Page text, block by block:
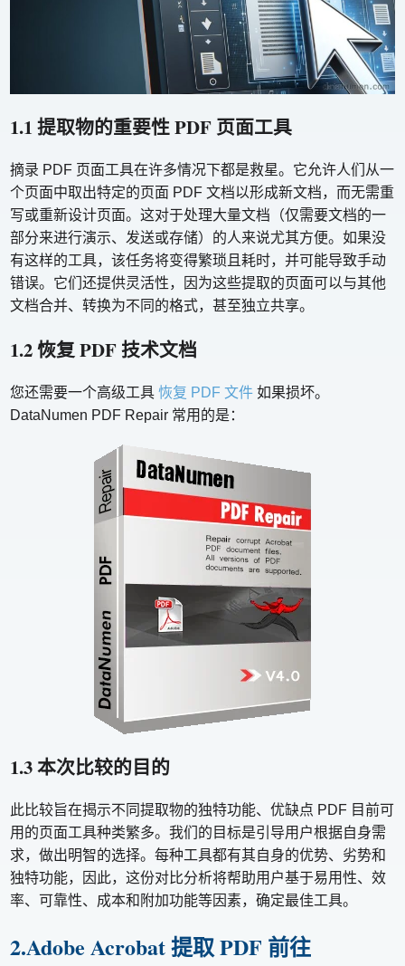
1.1 提取物的重要性 PDF 页面工具
摘录 PDF 页面工具在许多情况下都是救星。它允许人们从一
个页面中取出特定的页面 PDF 文档以形成新文档，而无需重
写或重新设计页面。这对于处理大量文档（仅需要文档的一
部分来进行演示、发送或存储）的人来说尤其方便。如果没
有这样的工具，该任务将变得繁琐且耗时，并可能导致手动
错误。它们还提供灵活性，因为这些提取的页面可以与其他
文档合并、转换为不同的格式，甚至独立共享。
1.2 恢复 PDF 技术文档
您还需要一个高级工具恢复 PDF 文件 如果损坏。
DataNumen PDF Repair 常用的是：
1.3 本次比较的目的
此比较旨在揭示不同提取物的独特功能、优缺点 PDF 目前可
用的页面工具种类繁多。我们的目标是引导用户根据自身需
求，做出明智的选择。每种工具都有其自身的优势、劣势和
独特功能，因此，这份对比分析将帮助用户基于易用性、效
率、可靠性、成本和附加功能等因素，确定最佳工具。
2.Adobe Acrobat 提取 PDF 前往